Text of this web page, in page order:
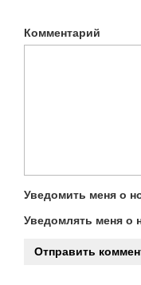
Комментарий
Уведомить меня о
Уведомлять меня о